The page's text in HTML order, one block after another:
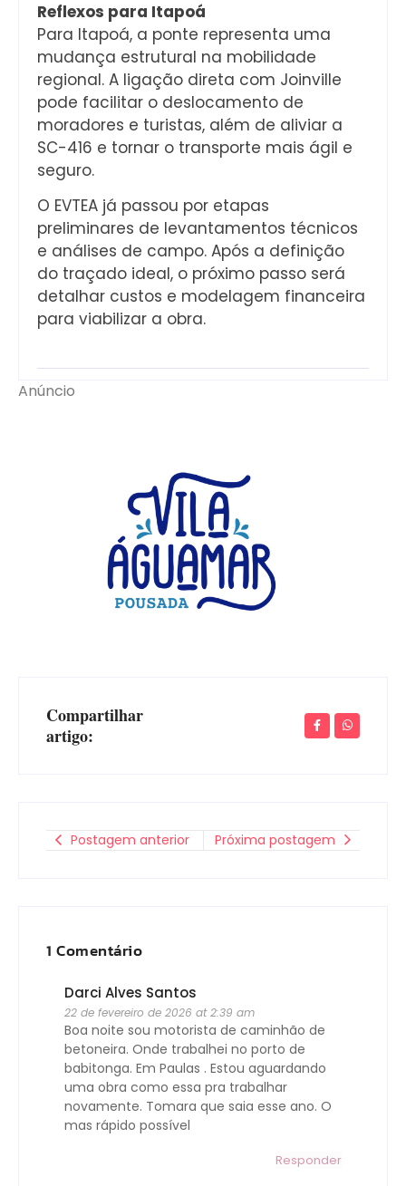
Reflexos para Itapoá
Para Itapoá, a ponte representa uma
mudança estrutural na mobilidade
regional. A ligação direta com Joinville
pode facilitar o deslocamento de
moradores e turistas, além de aliviar a
SC-416 e tornar o transporte mais ágil e
seguro.
O EVTEA já passou por etapas
preliminares de levantamentos técnicos
e análises de campo. Após a definição
do traçado ideal, o próximo passo será
detalhar custos e modelagem financeira
para viabilizar a obra.
Anúncio
Compartilhar
artigo:
Postagem anterior Próxima postagem
1 Comentário
Darci Alves Santos
22 de fevereiro de 2026 at 2:39 am
Boa noite sou motorista de caminhão de
betoneira. Onde trabalhei no porto de
babitonga. Em Paulas . Estou aguardando
uma obra como essa pra trabalhar
novamente. Tomara que saia esse ano. O
mas rápido possível
Responder